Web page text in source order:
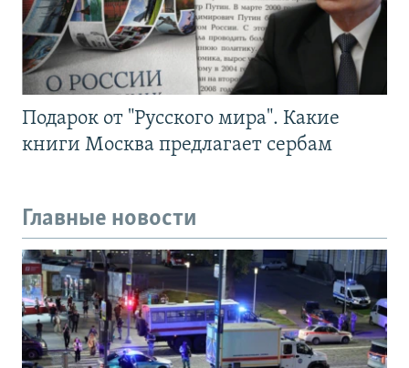
Подарок от "Русского мира". Какие
книги Москва предлагает сербам
Главные новости